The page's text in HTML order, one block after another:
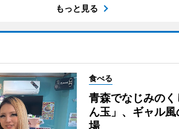
もっと見る
食べる
青森でなじみの
ん玉」、ギャル
場